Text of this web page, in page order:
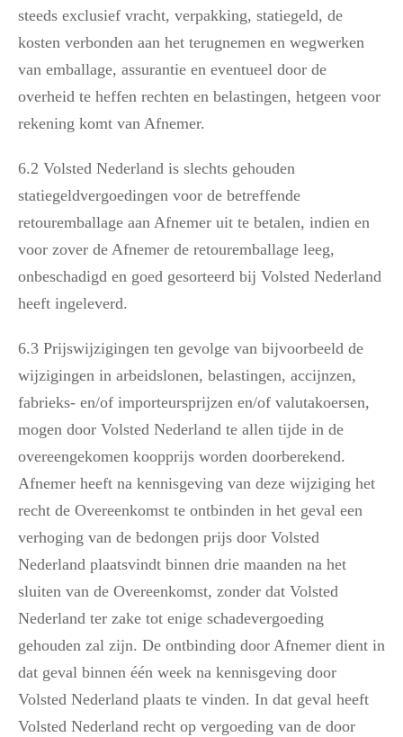
steeds exclusief vracht, verpakking, statiegeld, de
kosten verbonden aan het terugnemen en wegwerken
van emballage, assurantie en eventueel door de
overheid te heffen rechten en belastingen, hetgeen voor
rekening komt van Afnemer.
6.2 Volsted Nederland is slechts gehouden
statiegeldvergoedingen voor de betreffende
retouremballage aan Afnemer uit te betalen, indien en
voor zover de Afnemer de retouremballage leeg,
onbeschadigd en goed gesorteerd bij Volsted Nederland
heeft ingeleverd.
6.3 Prijswijzigingen ten gevolge van bijvoorbeeld de
wijzigingen in arbeidslonen, belastingen, accijnzen,
fabrieks- en/of importeursprijzen en/of valutakoersen,
mogen door Volsted Nederland te allen tijde in de
overeengekomen koopprijs worden doorberekend.
Afnemer heeft na kennisgeving van deze wijziging het
recht de Overeenkomst te ontbinden in het geval een
verhoging van de bedongen prijs door Volsted
Nederland plaatsvindt binnen drie maanden na het
sluiten van de Overeenkomst, zonder dat Volsted
Nederland ter zake tot enige schadevergoeding
gehouden zal zijn. De ontbinding door Afnemer dient in
dat geval binnen één week na kennisgeving door
Volsted Nederland plaats te vinden. In dat geval heeft
Volsted Nederland recht op vergoeding van de door